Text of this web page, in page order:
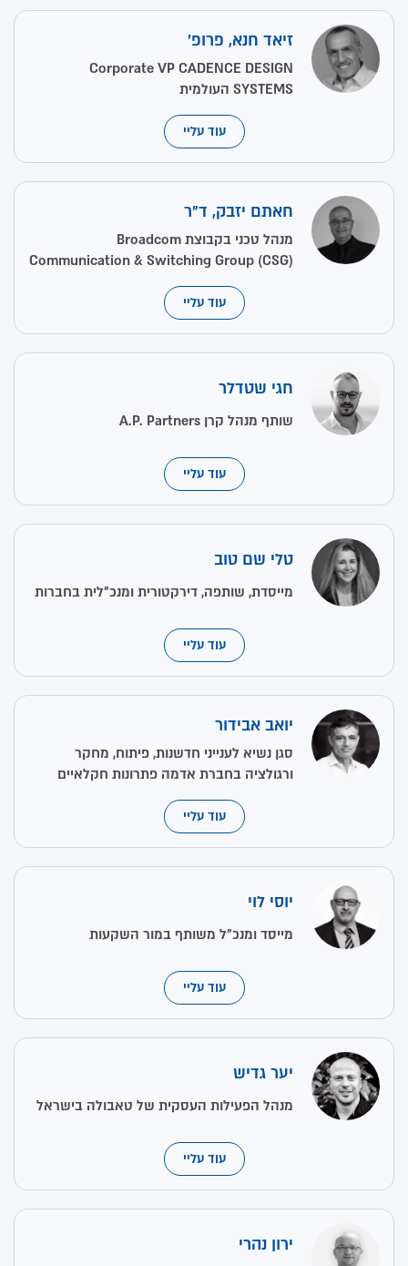
זיאד חנא, פרופ'
Corporate VP CADENCE DESIGN
SYSTEMS העולמית
עוד עליי
חאתם יזבק, ד"ר
מנהל טכני בקבוצת Broadcom
Communication & Switching Group (CSG)
עוד עליי
חגי שטדלר
שותף מנהל קרן A.P. Partners
עוד עליי
טלי שם טוב
מייסדת, שותפה, דירקטורית ומנכ"לית בחברות
עוד עליי
יואב אבידור
סגן נשיא לענייני חדשנות, פיתוח, מחקר
ורגולציה בחברת אדמה פתרונות חקלאיים
עוד עליי
יוסי לוי
מייסד ומנכ"ל משותף במור השקעות
עוד עליי
יער גדיש
מנהל הפעילות העסקית של טאבולה בישראל
עוד עליי
ירון נהרי